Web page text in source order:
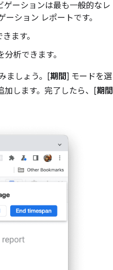
ゲーションは最も一般的なレ
ション レポートです。
ます。
析できます。
ましょう。[期間] モードを選
加します。完了したら、[期間